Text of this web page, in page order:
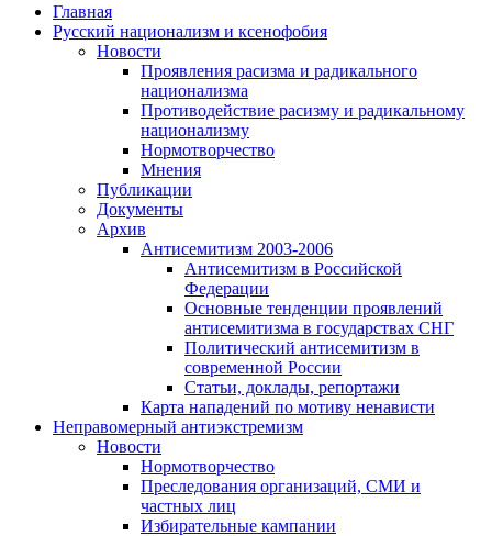
Главная
Русский национализм и ксенофобия
Новости
Проявления расизма и радикального
национализма
Противодействие расизму и радикальному
национализму
Нормотворчество
Мнения
Публикации
Документы
Архив
Антисемитизм 2003-2006
Антисемитизм в Российской
Федерации
Основные тенденции проявлений
антисемитизма в государствах СНГ
Политический антисемитизм в
современной России
Статьи, доклады, репортажи
Карта нападений по мотиву ненависти
Неправомерный антиэкстремизм
Новости
Нормотворчество
Преследования организаций, СМИ и
частных лиц
Избирательные кампании